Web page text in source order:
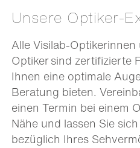
Unsere Optiker-
Alle Visilab-Optikerinnen
Optiker sind zertifizierte
Ihnen eine optimale
Beratung bieten.
einen Termin bei einem
Nähe und lassen Sie
bezüglich Ihres